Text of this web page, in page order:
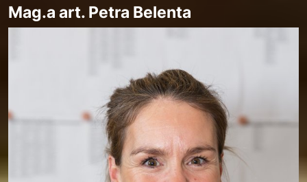
Mag.a art. Petra Belenta